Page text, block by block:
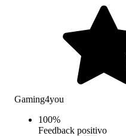
Gaming4you
100%
Feedback positivo